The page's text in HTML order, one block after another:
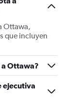
Ottawa,
que incluyen
a Ottawa?
ejecutiva